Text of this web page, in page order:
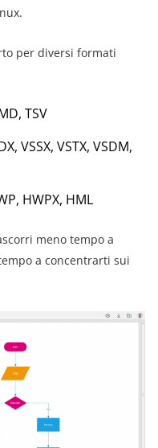
per diversi formati
TSV
VSSX, VSTX, VSDM,
HWPX, HML
meno tempo a
a concentrarti sui